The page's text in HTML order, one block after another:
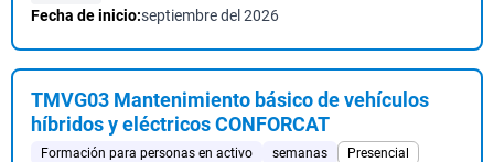
Fecha de inicio:septiembre del 2026
TMVG03 Mantenimiento básico de vehículos
híbridos y eléctricos CONFORCAT
Formación para personas en activo semanas
Presencial